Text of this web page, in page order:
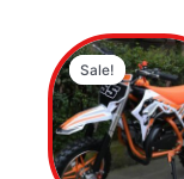
Sale!
Sale!